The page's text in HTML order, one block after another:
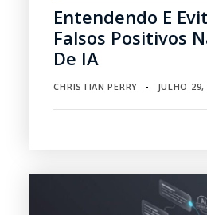
Entendendo E
Falsos Positivos
De IA
CHRISTIAN PERRY ▪ JULHO